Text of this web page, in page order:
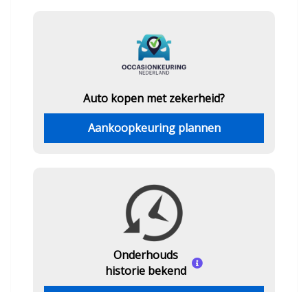
Auto kopen met zekerheid?
Aankoopkeuring plannen
Onderhouds
historie bekend